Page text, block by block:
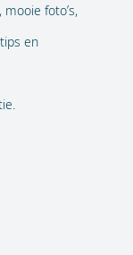
foto’s,
en